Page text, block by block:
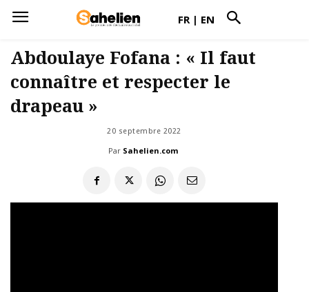
FR | EN
Abdoulaye Fofana : « Il faut
connaître et respecter le
drapeau »
20 septembre 2022
Par Sahelien.com